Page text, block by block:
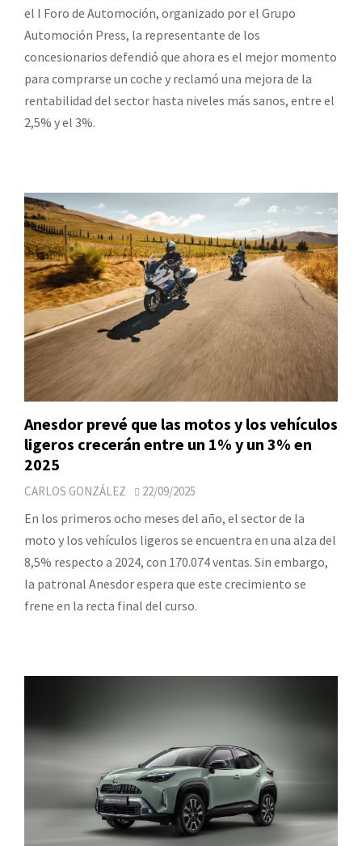
el I Foro de Automoción, organizado por el Grupo
Automoción Press, la representante de los
concesionarios defendió que ahora es el mejor momento
para comprarse un coche y reclamó una mejora de la
rentabilidad del sector hasta niveles más sanos, entre el
2,5% y el 3%.
Anesdor prevé que las motos y los vehículos
ligeros crecerán entre un 1% y un 3% en
2025
CARLOS GONZÁLEZ 22/09/2025
En los primeros ocho meses del año, el sector de la
moto y los vehículos ligeros se encuentra en una alza del
8,5% respecto a 2024, con 170.074 ventas. Sin embargo,
la patronal Anesdor espera que este crecimiento se
frene en la recta final del curso.